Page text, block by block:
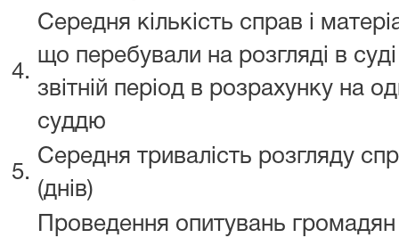
4.
Середня кількість справ і
що перебували на розгляді в
звітній період в розрахунку на
суддю
5.
Середня тривалість розгляду
(днів)
Проведення опитувань